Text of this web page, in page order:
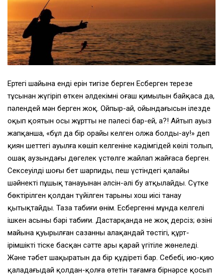
Ертеңгі шайына енді ерін тигізе берген Есберген терезе
тұсынан жүгіріп өткен әлдекімнің оғаш қимылын байқаса да,
пәлендей мән берген жоқ. Ойпыр-ай, ойындағысын ілезде
оқып қоятын осы жұрттың не пәлесі бар-ей, а?! Айтып ауыз
жапқанша, «бұл да бір орайы келген олжа болды-ау!» деп
қиян шеттегі ауылға көшіп келгеніне кәдімгідей көңілі толып,
ошақ аузындағы дөңгелек үстөлге жайлап жайғаса берген.
Сексеуілдің шоғы бет шарпиды, пеш үстіндегі қалайы
шәйнектің пұшық танауынан әлсін-әлі бу атқылайды. Сүтке
бөктірілген қолдан түйілген тарының хош иісі танау
қытықтайды. Таза табиғи өнім. Есбергеннің мұнда келгелі
ішкен асының бәрі табиғи. Дастарқанда не жоқ дерсіз; өзінің
майына қуырылған сазанның алақандай төстігі, құрт-
ірімшікті тіске басқан сәтте ары қарай үгітіле жөнеледі.
Және тәбет шақыратын да бір құдіреті бар. Себебі, ию-қию
қаладағыдай қолдан-қолға өтетін тағамға бірнәрсе қосып